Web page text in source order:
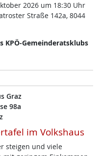
2026 um 18:30 Uhr
Straße 142a, 8044
KPÖ-Gemeinderatsklubs
Graz
98a
im Volkshaus
steigen und viele